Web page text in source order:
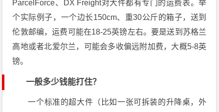
ParcelForce、DX Freight对大件都有专门的运费表。举
个实际例子，一个边长150cm、重30公斤的箱子，送到
伦敦邮编，运费可能在18-25英镑左右。要是送到苏格兰
高地或者北爱尔兰，可能会多收偏远附加费，大概5-8英
镑。
一般多少钱能打住？
一个标准的超大件（比如一张可拆装的升降桌，外